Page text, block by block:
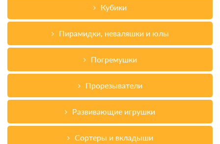
Кубики
Пирамидки, неваляшки и юлы
Погремушки
Прорезыватели
Развивающие игрушки
Сортеры и вкладыши